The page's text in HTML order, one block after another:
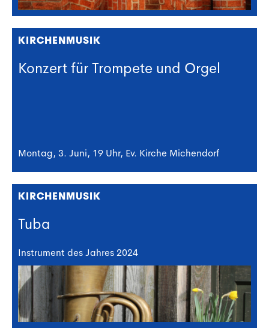
KIRCHENMUSIK
Konzert für Trompete und Orgel
Montag, 3. Juni, 19 Uhr, Ev. Kirche Michendorf
KIRCHENMUSIK
Tuba
Instrument des Jahres 2024